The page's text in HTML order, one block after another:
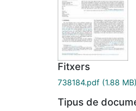
Fitxers
738184.pdf (1.88 MB)
Tipus de